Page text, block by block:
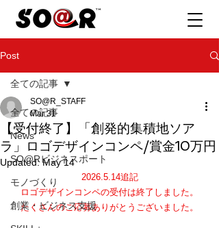
Post
全ての記事
News
SO@Rビジネスポート
モノづくり
創業・ビジネス支援
全ての記事
【受付終了】「創発的集積地ソア
ラ」ロゴデザインコンペ/賞金10万円
SO@R_STAFF
Mar 31
Updated:May 14
2026.5.14追記
ロゴデザインコンペの受付は終了しました。
たくさんのご応募ありがとうございました。